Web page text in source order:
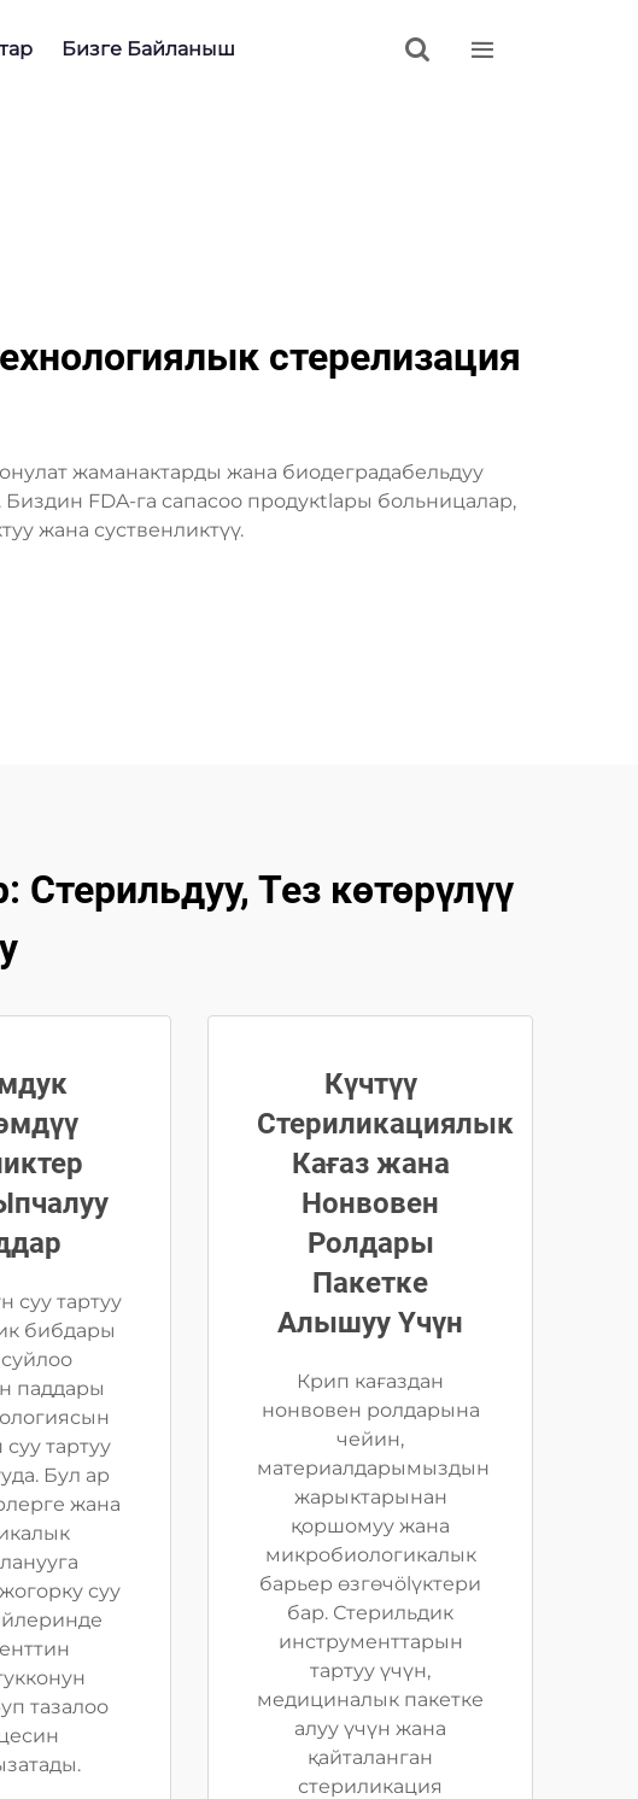
Бизге Байланыш  
стерелизация
жаманактарды жана биодеградабельдуу
FDA-га сапасоо продукtlары больницалар,
жана суственликтүү.
Тез көтөрүлүү
суу тартуу
бибдары
паддары
тартуу
Бул ар
жана
суу
тазалоо
Күчтүү
Стериликациялык
Кағаз жана
Нонвовен
Ролдары
Пакетке
Алышуу Үчүн
Крип кағаздан
нонвовен ролдарына
чейин,
материалдарымыздын
жарыктарынан
қоршомуу жана
микробиологикалык
барьер өзгөчölүктери
бар. Стерильдик
инструменттарын
тартуу үчүн,
медициналык пакетке
алуу үчүн жана
қайталанган
стериликация